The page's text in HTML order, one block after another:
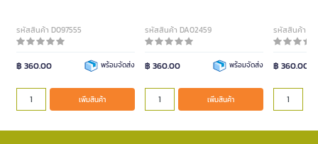
รหัสสินค้า D097555
฿ 360.00 พร้อมจัดส่ง
เพิ่มสินค้า
รหัสสินค้า DA02459
฿ 360.00 พร้อมจัดส่ง
เพิ่มสินค้า
รหัสสินค้า
฿ 360.00